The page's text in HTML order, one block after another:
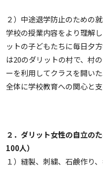
２）中途退学防止のための
学校の授業内容をより理解
ットの子どもたちに毎日夕
は20のダリットの村で、村
ーを利用してクラスを開い
全体に学校教育への関心と支
２．ダリット女性の自立の
100人）
１）縫製、刺繍、石鹸作り